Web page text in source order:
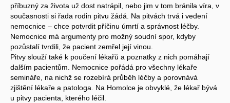
příbuzný za života už dost natrápil, nebo jim v tom bránila víra, v
současnosti si řada rodin pitvu žádá. Na pitvách trvá i vedení
nemocnice – chce potvrdit příčinu úmrtí a správnost léčby.
Nemocnice má argumenty pro možný soudní spor, kdyby
pozůstalí tvrdili, že pacient zemřel její vinou.
Pitvy slouží také k poučení lékařů a poznatky z nich pomáhají
dalším pacientům. Nemocnice pořádá pro všechny lékaře
semináře, na nichž se rozebírá průběh léčby a porovnává
zjištění lékaře a patologa. Na Homolce je obvyklé, že lékař bývá
u pitvy pacienta, kterého léčil.